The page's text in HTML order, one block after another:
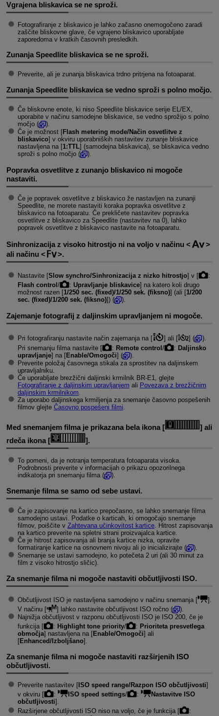
Vgrajena bliskavica se ne sproži.
Fotografiranje z bliskavico je lahko začasno onemogočeno zaradi
zaščite bliskovne glave, če vgrajeno bliskavico uporabljate
zaporedoma v kratkih časovnih presledkih.
Zunanja Speedlite bliskavica se ne sproži.
Preverite, ali je zunanja bliskavica trdno pritrjena na fotoaparat.
Zunanja Speedlite bliskavica se vedno sproži s polno močjo.
Če bliskovne enote, ki niso Speedlite bliskavice serije EL/EX,
uporabite v načinu samodejne bliskavice, se vedno sprožijo s polno
močjo (
).
Če je možnost [Flash metering mode/Način osvetlitve z
bliskavico] v okviru uporabniških nastavitev zunanje bliskavice
nastavljena na [1:TTL] (samodejna bliskavica), se bliskavica vedno
sproži s polno močjo (
).
Popravka osvetlitve z zunanjo bliskavico ni mogoče
nastaviti.
Če je popravek osvetlitve z bliskavico že nastavljen na zunanji
Speedlite, ne morete nastaviti koraka popravka osvetlitve z
bliskavico na fotoaparatu. Če prekličete nastavitev popravka
osvetlitve z bliskavico za Speedlite (nastavitev na 0), lahko
popravek osvetlitve z bliskavico nastavite na fotoaparatu.
Sinhronizacija z visoko hitrostjo ni na voljo v načinu
ali načinu
.
Nastavite [Slow synchro/Sinhronizacija z nizko hitrostjo] v [
:
Flash control / : Upravljanje bliskavice] na katero koli drugo
možnost razen [1/250 sec. (fixed)/1/250 sek. (fiksno)] (ali [1/200
sec. (fixed)/1/200 sek. (fiksno)]) ( ).
Zajemanje fotografij z daljinskim upravljanjem ni mogoče.
Pri fotografiranju nastavite način zajemanja na [ ] ali [ ] (
).
Pri snemanju filma nastavite [
: Remote control / : Daljinsko
upravljanje] na [Enable/Omogoči] (
).
Preverite položaj časovnega stikala za sprostitev na daljinskem
upravljalniku.
Če uporabljate brezžični daljinski krmilnik BR-E1, glejte
Fotografiranje z daljinskim upravljanjem ali Povezava z brezžičnim
daljinskim krmilnikom.
Za uporabo daljinskega krmiljenja za snemanje časovno pospešenih
filmov glejte Časovno pospešeni filmi.
Med snemanjem filma je prikazana bela ikona [
] ali
rdeča ikona [ ].
To pomeni, da je notranja temperatura fotoaparata visoka.
Podrobnosti preverite v informacijah o prikazu opozorilnega
indikatorja pri snemanju filma (
).
Snemanje filma se samo od sebe ustavi.
Če je zapisovanje na kartico prepočasno, se lahko snemanje filma
samodejno ustavi. Podatke o karticah, ki omogočajo snemanje
filmov, poiščite v Zahtevana učinkovitost kartice. Hitrost zapisovanja
na kartico preverite na spletni strani proizvajalca kartice.
Če je hitrost zapisovanja ali branja kartice nizka, opravite
formatiranje kartice na osnovnem nivoju ali jo inicializirajte (
).
Snemanje se ustavi samodejno, ko potečeta 2 uri (ali 30 minut za
film z visoko hitrostjo sličic).
Za snemanje filma ni mogoče nastaviti občutljivosti ISO.
Občutljivost ISO je nastavljena samodejno v načinu snemanja [
].
V načinu [
] lahko nastavite občutljivost ISO ročno (
).
Najnižja občutljivost v razponu občutljivosti ISO je ISO 200, če je
funkcija [
: Highlight tone priority/ : Prioriteta presvetlega
območja] nastavljena na [Enable/Omogoči] ali
[Enhanced/Izboljšano].
Za snemanje filma ni mogoče nastaviti razširjenih ISO
občutljivosti.
Preverite nastavitev [ISO speed range/Razpon ISO občutljivosti]
v okviru [
: ISO speed settings/ :
Nastavitve ISO
občutljivosti].
Razširjene občutljivosti ISO niso na voljo, če je funkcija [
: